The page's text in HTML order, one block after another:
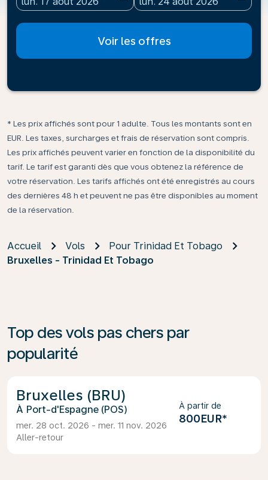
Voir les offres
* Les prix affichés sont pour 1 adulte. Tous les montants sont en
EUR. Les taxes, surcharges et frais de réservation sont compris.
Les prix affichés peuvent varier en fonction de la disponibilité du
tarif. Le tarif est garanti dès que vous obtenez la référence de
votre réservation. Les tarifs affichés ont été enregistrés au cours
des dernières 48 h et peuvent ne pas être disponibles au moment
de la réservation.
Accueil Vols
Pour Trinidad Et Tobago
Bruxelles - Trinidad Et Tobago
Top des vols pas chers par
popularité
Bruxelles (BRU)
Port-d'Espagne (POS)
mer. 28 oct. 2026 - mer. 11 nov. 2026
Aller-retour
À partir de
800EUR*